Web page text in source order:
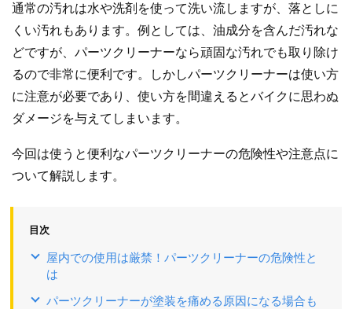
通常の汚れは水や洗剤を使って洗い流しますが、落としに
くい汚れもあります。例としては、油成分を含んだ汚れな
どですが、パーツクリーナーなら頑固な汚れでも取り除け
るので非常に便利です。しかしパーツクリーナーは使い方
に注意が必要であり、使い方を間違えるとバイクに思わぬ
ダメージを与えてしまいます。
今回は使うと便利なパーツクリーナーの危険性や注意点に
ついて解説します。
目次
屋内での使用は厳禁！パーツクリーナーの危険性と
は
パーツクリーナーが塗装を痛める原因になる場合も